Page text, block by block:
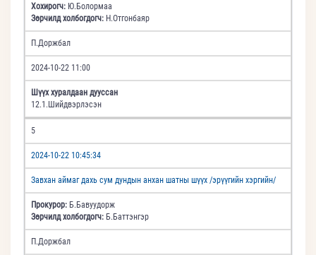
Хохирогч: Ю.Болормаа
Зөрчилд холбогдогч: Н.Отгонбаяр
П.Доржбал
2024-10-22 11:00
Шүүх хуралдаан дууссан
12.1.Шийдвэрлэсэн
5
2024-10-22 10:45:34
Завхан аймаг дахь сум дундын анхан шатны шүүх /эрүүгийн хэргийн/
Прокурор: Б.Бавуудорж
Зөрчилд холбогдогч: Б.Баттэнгэр
П.Доржбал